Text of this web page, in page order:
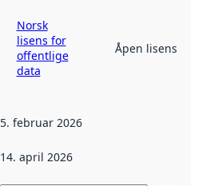
Norsk
lisens for
offentlige
data
Åpen lisens
5. februar 2026
14. april 2026